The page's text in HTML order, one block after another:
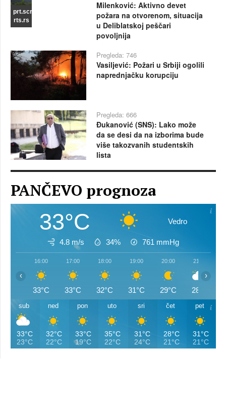
prt.scr
rts.rs
Milenković: Aktivno devet
požara na otvorenom, situacija
u Deliblatskoj peščari
povoljnija
Pregleda: 746
Vasiljević: Požari u Srbiji ogolili
naprednjačku korupciju
Pregleda: 666
Đukanović (SNS): Lako može
da se desi da na izborima bude
više takozvanih studentskih
lista
PANČEVO prognoza
33°C Vedro
4.8 m/s 34% 761 mmHg
16:00
33°C
17:00
33°C
18:00
32°C
19:00
31°C
20:00
29°C
21:00
28°C
‹ ›
sub
33°C
23°C
ned
32°C
22°C
pon
33°C
19°C
uto
35°C
22°C
sri
31°C
24°C
čet
28°C
21°C
pet
31°C
21°C